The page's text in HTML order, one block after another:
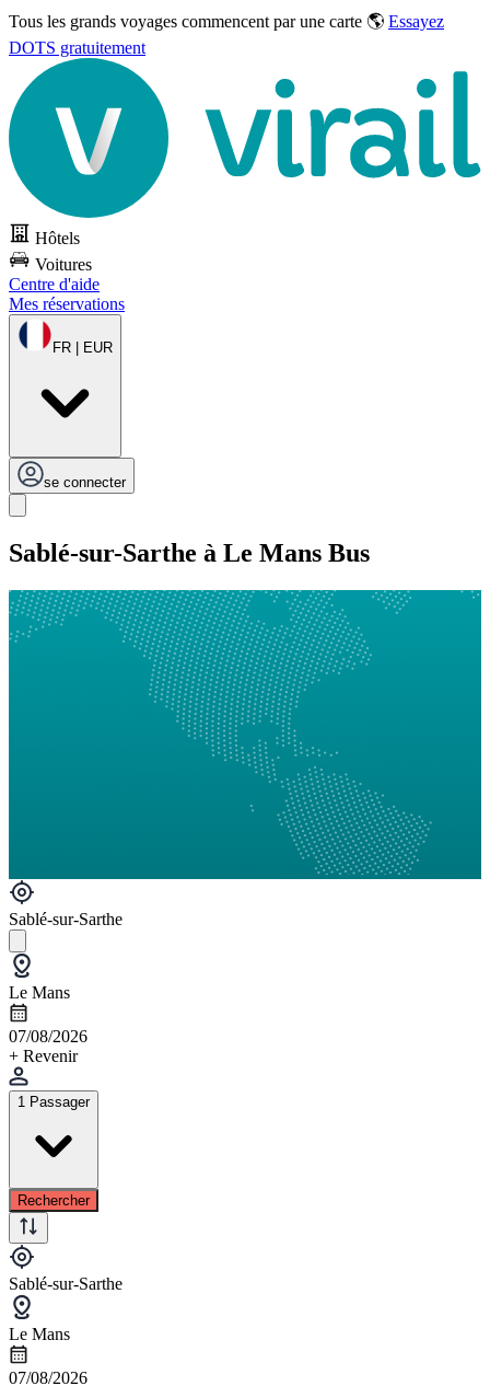
Tous les grands voyages commencent par une carte 🌎 Essayez
DOTS gratuitement
Hôtels
Voitures
Centre d'aide
Mes réservations
FR | EUR
se connecter
Sablé-sur-Sarthe à Le Mans Bus
Sablé-sur-Sarthe
Le Mans
07/08/2026
+ Revenir
1 Passager
Rechercher
Sablé-sur-Sarthe
Le Mans
07/08/2026